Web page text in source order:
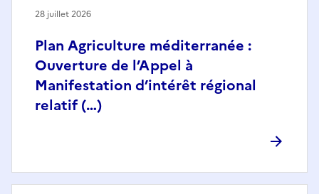
Plan Agriculture méditerranée :
Ouverture de l’Appel à
Manifestation d’intérêt régional
relatif (…)
28 juillet 2026